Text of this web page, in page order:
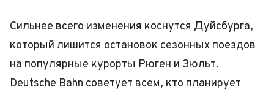
Сильнее всего изменения коснутся Дуйсбурга,
который лишится остановок сезонных поездов
на популярные курорты Рюген и Зюльт.
Deutsche Bahn советует всем, кто планирует